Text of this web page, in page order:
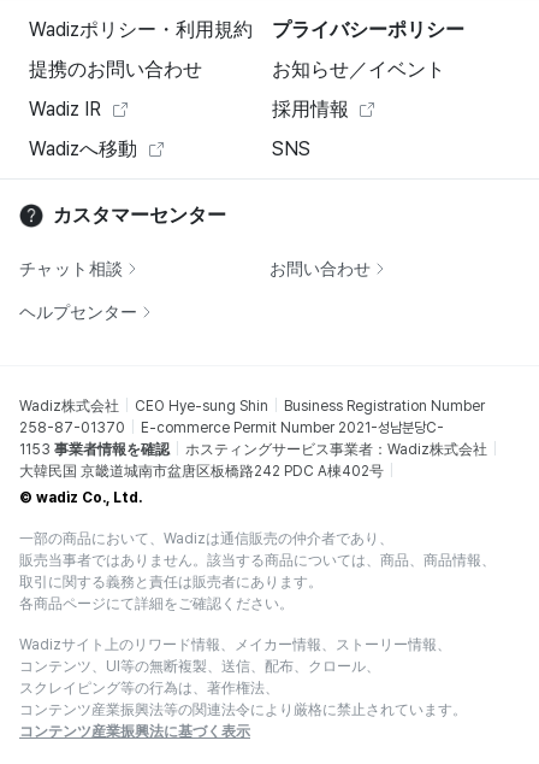
Wadizポリシー・利用規約
プライバシーポリシー
提携のお問い合わせ
お知らせ／イベント
Wadiz IR
採用情報
Wadizへ移動
SNS
カスタマーセンター
チャット相談 お問い合わせ
ヘルプセンター
Wadiz株式会社 CEO Hye-sung Shin
Business Registration Number
258-87-01370
E-commerce Permit Number 2021-성남분당C-
1153 事業者情報を確認
ホスティングサービス事業者：Wadiz株式会社
大韓民国 京畿道城南市盆唐区板橋路242 PDC A棟402号
© wadiz Co., Ltd.
一部の商品において、Wadizは通信販売の仲介者であり、
販売当事者ではありません。該当する商品については、商品、商品情報、
取引に関する義務と責任は販売者にあります。
各商品ページにて詳細をご確認ください。
Wadizサイト上のリワード情報、メイカー情報、ストーリー情報、
コンテンツ、UI等の無断複製、送信、配布、クロール、
スクレイピング等の行為は、著作権法、
コンテンツ産業振興法等の関連法令により厳格に禁止されています。
コンテンツ産業振興法に基づく表示